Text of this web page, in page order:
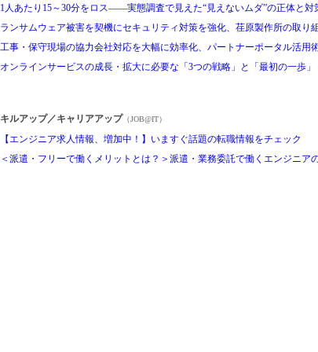
1人あたり15～30分をロス――実態調査で見えた“見えないムダ”の正体と対
ランサムウェア被害を契機にセキュリティ対策を強化、荏原製作所の取り
工事・保守現場の協力会社対応を大幅に効率化、パートナーポータル活用
オンラインサービスの成長・拡大に必要な「3つの戦略」と「最初の一歩」
ルアップ／キャリアアップ （JOB@IT）
【エンジニア求人情報、増加中！】いますぐ話題の転職情報をチェック
＜派遣・フリーで働くメリットとは？＞派遣・業務委託で働くエンジニア